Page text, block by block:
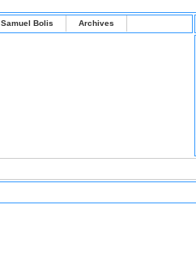
Samuel Bolis Archives